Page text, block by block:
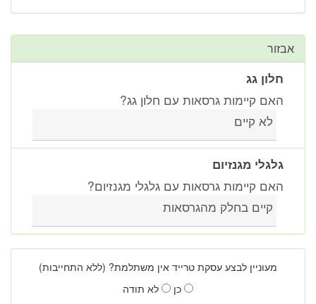
אבזור
חלון גג
האם קיימות גרסאות עם חלון גג?
לא קיים
גלגלי מגנזיום
האם קיימות גרסאות עם גלגלי מגנזיום?
קיים בחלק מהגרסאות
מעוניין לבצע עסקת טרייד אין משתלמת? (ללא התחייבות)
כן
לא תודה